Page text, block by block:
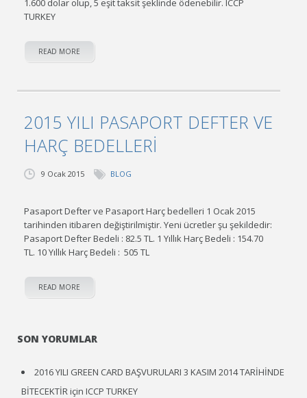
1.600 dolar olup, 5 eşit taksit şeklinde ödenebilir. ICCP
TURKEY
READ MORE
2015 YILI PASAPORT DEFTER VE
HARÇ BEDELLERİ
9 Ocak 2015 BLOG
Pasaport Defter ve Pasaport Harç bedelleri 1 Ocak 2015
tarihinden itibaren değiştirilmiştir. Yeni ücretler şu şekildedir:
Pasaport Defter Bedeli : 82.5 TL. 1 Yıllık Harç Bedeli : 154.70
TL. 10 Yıllık Harç Bedeli : 505 TL
READ MORE
SON YORUMLAR
2016 YILI GREEN CARD BAŞVURULARI 3 KASIM 2014 TARİHİNDE
BİTECEKTİRiçinICCP TURKEY